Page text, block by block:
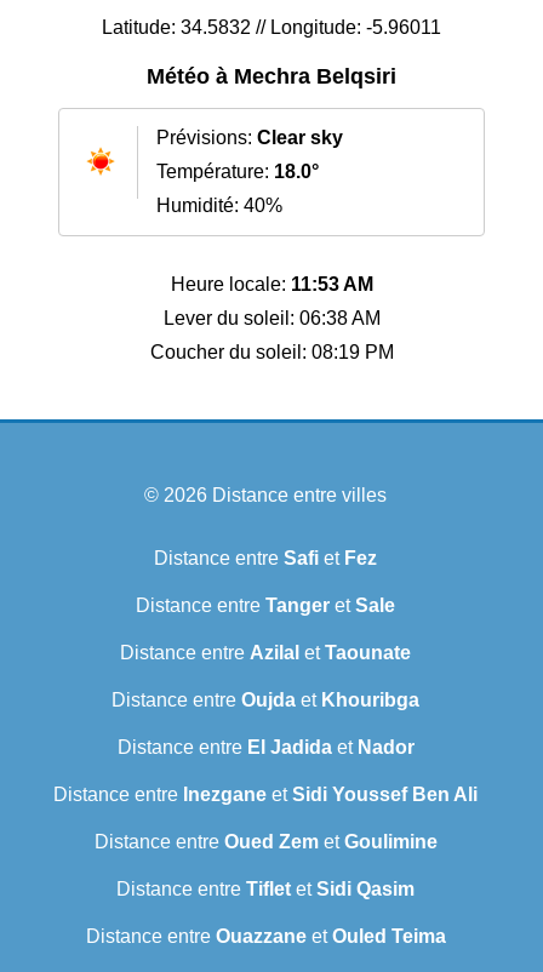
Latitude: 34.5832 // Longitude: -5.96011
Météo à Mechra Belqsiri
Prévisions: Clear sky
Température: 18.0°
Humidité: 40%
Heure locale: 11:53 AM
Lever du soleil: 06:38 AM
Coucher du soleil: 08:19 PM
© 2026 Distance entre villes
Distance entre Safi et Fez
Distance entre Tanger etSale
Distance entre Azilal etTaounate
Distance entre Oujda et Khouribga
Distance entre El Jadidaet Nador
Distance entre Inezgane etSidi Youssef Ben Ali
Distance entre Oued ZemetGoulimine
Distance entre Tiflet etSidi Qasim
Distance entre OuazzaneetOuled Teima